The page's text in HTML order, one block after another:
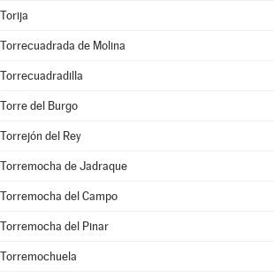
Torija
Torrecuadrada de Molina
Torrecuadradilla
Torre del Burgo
Torrejón del Rey
Torremocha de Jadraque
Torremocha del Campo
Torremocha del Pinar
Torremochuela